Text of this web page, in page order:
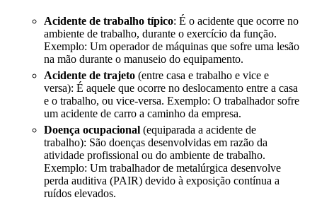
Acidente de trabalho típico: É o acidente que ocorre no
ambiente de trabalho, durante o exercício da função.
Exemplo: Um operador de máquinas que sofre uma lesão
na mão durante o manuseio do equipamento.
Acidente de trajeto (entre casa e trabalho e vice e
versa): É aquele que ocorre no deslocamento entre a casa
e o trabalho, ou vice-versa. Exemplo: O trabalhador sofre
um acidente de carro a caminho da empresa.
Doença ocupacional (equiparada a acidente de
trabalho): São doenças desenvolvidas em razão da
atividade profissional ou do ambiente de trabalho.
Exemplo: Um trabalhador de metalúrgica desenvolve
perda auditiva (PAIR) devido à exposição contínua a
ruídos elevados.